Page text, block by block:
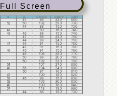
Screen
61 110
35 74 70.0
Ｐ Ｑ GROSS ＨＤCP ＮＥＴ
41 89 23.0
66.0
52 50 102 29.0
73.0
44 88 15.0
73.0
41 90 16.0
74.0
43 46 89 15.0
74.0
47 98 23.0
75.0
44 99 24.0
75.0
47 44 91 15.0
76.0
47 91 15.0
76.0
46 45 91 15.0
76.0
49 105 28.0
77.0
50 98 20.0
78.0
50 102 23.0
79.0
54 107 27.0
80.0
49 55 104 24.0
80.0
50 97 16.0
81.0
47 100 18.0
82.0
53 45 98 15.0
83.0
52 103 20.0
83.0
49 100 16.0
84.0
57 118 19.0
99.0
44 88 15.0 73.0